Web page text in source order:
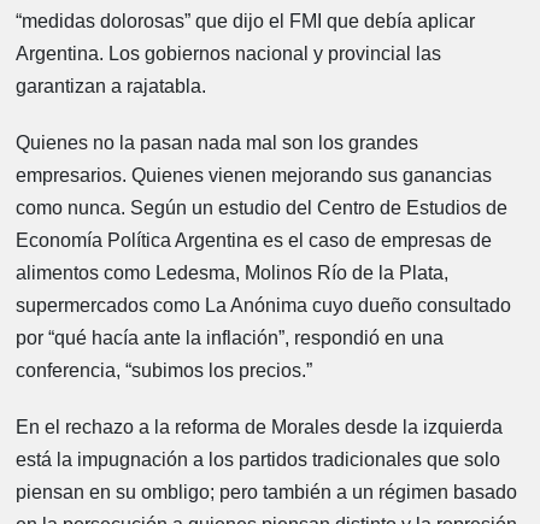
“medidas dolorosas” que dijo el FMI que debía aplicar
Argentina. Los gobiernos nacional y provincial las
garantizan a rajatabla.
Quienes no la pasan nada mal son los grandes
empresarios. Quienes vienen mejorando sus ganancias
como nunca. Según un estudio del Centro de Estudios de
Economía Política Argentina es el caso de empresas de
alimentos como Ledesma, Molinos Río de la Plata,
supermercados como La Anónima cuyo dueño consultado
por “qué hacía ante la inflación”, respondió en una
conferencia, “subimos los precios.”
En el rechazo a la reforma de Morales desde la izquierda
está la impugnación a los partidos tradicionales que solo
piensan en su ombligo; pero también a un régimen basado